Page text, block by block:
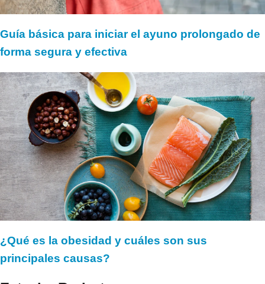
Guía básica para iniciar el ayuno prolongado de
forma segura y efectiva
¿Qué es la obesidad y cuáles son sus
principales causas?